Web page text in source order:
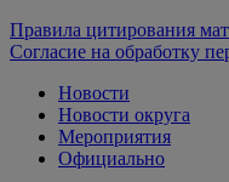
Правила цитирования
Согласие на обработку
Новости
Новости округа
Мероприятия
Официально